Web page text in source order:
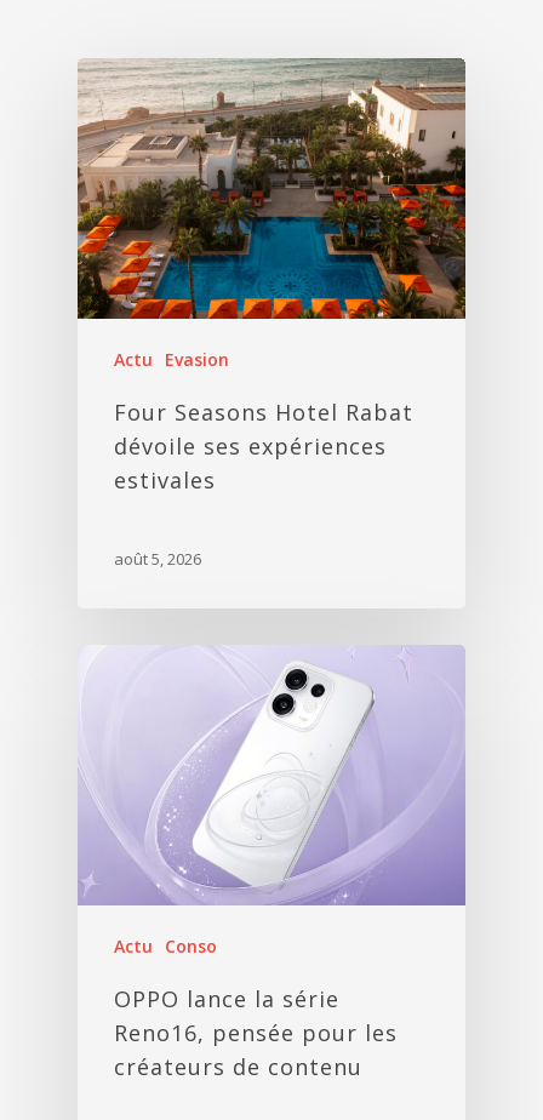
Actu Evasion
Four Seasons Hotel Rabat
dévoile ses expériences
estivales
août 5, 2026
Actu Conso
OPPO lance la série
Reno16, pensée pour les
créateurs de contenu